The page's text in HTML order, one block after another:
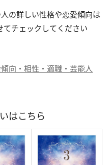
の詳しい性格や恋愛傾向は
チェックしてください
向・相性・適職・芸能人
はこちら